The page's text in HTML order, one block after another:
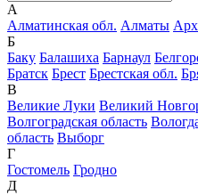
А
Алматинская обл. Алматы
Б
Баку Балашиха Барнаул
Братск Брест Брестская обл.
В
Великие Луки Великий
Волгоградская область
область Выборг
Г
Гостомель Гродно
Д